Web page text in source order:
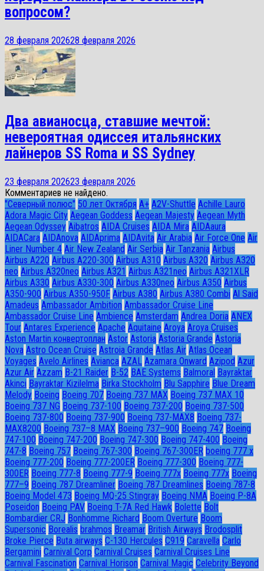
вопросом?
28 февраля 202628 февраля 2026
Два авианосца, ставшие мечтой:
невероятная одиссея итальянских
лайнеров SS Roma и SS Sydney
23 февраля 202623 февраля 2026
Комментариев не найдено.
"Северный полюс" 50 лет Октября A+ A2V-Shuttle Achille Lauro
Adora Magic City Aegean Goddess Aegean Majesty Aegean Myth
Aegean Odyssey Aibatros AIDA Cruises AIDA Mira AIDAaura
AIDACara AIDAnova AIDAprima AIDAvita Air Arabia Air Force One Air
Liner Number 4 Air New Zealand Air Serbia Air Tanzania Airbus
Airbus A220 Airbus A220-300 Airbus A310 Airbus A320 Airbus A320
neo Airbus A320neo Airbus A321 Airbus A321neo Airbus A321XLR
Airbus A330 Airbus A330-300 Airbus A330neo Airbus A350 Airbus
A350-900 Airbus A350-950F Airbus A380 Airbus A380 Combi Al Said
Amadeus Ambassador Ambition Ambassador Cruise Line
Ambassador Сruise Line Ambience Amsterdam Andrea Doria ANEX
Tour Antares Experience Apache Aquitaine Aroya Aroya Cruises
Aston Martin конвертоплан Astor Astoria Astoria Grande Astoria
Nova Astro Ocean Cruise Astroia Grande Atlas Air Atlas Ocean
Voyages Avelo Airlines Avianca AZAL Azamara Onward Azipod Azur
Azur Air Azzam B-21 Raider B-52 BAE Systems Balmoral Bayraktar
Akinci Bayraktar Kizilelma Birka Stockholm Blu Sapphire Blue Dream
Melody Boeing Boeing 707 Boeing 737 MAX Boeing 737 MAX 10
Boeing 737 NG Boeing 737-100 Boeing 737-200 Boeing 737-500
Boeing 737-800 Boeing 737-900 Boeing 737-MAX8 Boeing 737-
MAX8200 Boeing 737–8 MAX Boeing 737–900 Boeing 747 Boeing
747-100 Boeing 747-200 Boeing 747-300 Boeing 747-400 Boeing
747-8 Boeing 757 Boeing 767-300 Boeing 767-300ER boeing 777 x
Boeing 777-200 Boeing 777-200ER Boeing 777-300 Boeing 777-
300ER Boeing 777-8 Boeing 777-9 Boeing 777x Boeing 777х Boeing
777–9 Boeing 787 Dreamliner Boeing 787 Dreamlines Boeing 787-8
Boeing Model 473 Boeing MQ-25 Stingray Boeing NMA Boeing P-8A
Poseidon Boeing PAV Boeing T-7A Red Hawk Bolette Bolt
Bombardier CRJ Bonhomme Richard Boom Overture Boom
Supersonic Borealis brahmos Breamar British Airways Brodosplit
Broke Pierce Buta airways C-130 Hercules C919 Caravella Carlo
Bergamini Carnival Corp Carnival Cruises Carnival Cruises Line
Carnival Fascination Carnival Horison Carnival Magic Celebrity Beyond